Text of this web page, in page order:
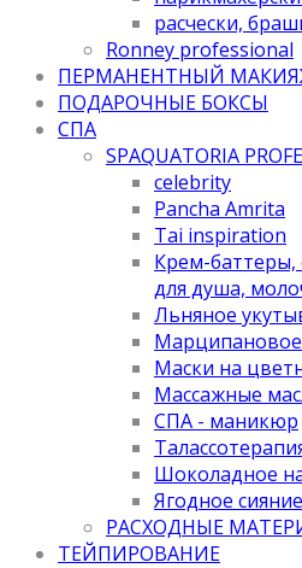
расчески,
Ronney professional
ПЕРМАНЕНТНЫЙ
ПОДАРОЧНЫЕ БОКСЫ
СПА
SPAQUATORIA
celebrity
Pancha Amrita
Tai inspiration
Крем-баттеры,
для душа,
Льняное
Маски на
Массажные
СПА - маникюр
Шоколадное
Ягодное сияние
РАСХОДНЫЕ
ТЕЙПИРОВАНИЕ